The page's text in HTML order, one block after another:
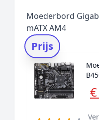
Moederbord
mATX AM4
Prijs